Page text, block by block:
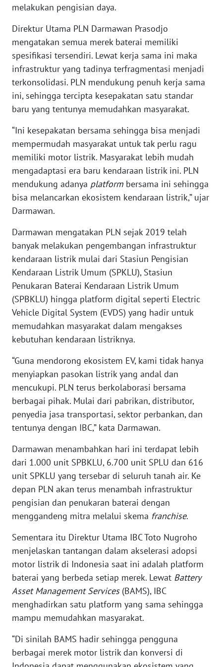
melakukan pengisian daya.
Direktur Utama PLN Darmawan Prasodjo
mengatakan semua merek baterai memiliki
spesifikasi tersendiri. Lewat kerja sama ini maka
infrastruktur yang tadinya terfragmentasi menjadi
terkonsolidasi. PLN mendukung penuh kerja sama
ini, sehingga tercipta kesepakatan satu standar
baru yang tentunya memudahkan masyarakat.
“Ini kesepakatan bersama sehingga bisa menjadi
mempermudah masyarakat untuk tak perlu ragu
memiliki motor listrik. Masyarakat lebih mudah
mengadaptasi era baru kendaraan listrik ini. PLN
mendukung adanya platform bersama ini sehingga
bisa melancarkan ekosistem kendaraan listrik,” ujar
Darmawan.
Darmawan mengatakan PLN sejak 2019 telah
banyak melakukan pengembangan infrastruktur
kendaraan listrik mulai dari Stasiun Pengisian
Kendaraan Listrik Umum (SPKLU), Stasiun
Penukaran Baterai Kendaraan Listrik Umum
(SPBKLU) hingga platform digital seperti Electric
Vehicle Digital System (EVDS) yang hadir untuk
memudahkan masyarakat dalam mengakses
kebutuhan kendaraan listriknya.
“Guna mendorong ekosistem EV, kami tidak hanya
menyiapkan pasokan listrik yang andal dan
mencukupi. PLN terus berkolaborasi bersama
berbagai pihak. Mulai dari pabrikan, distributor,
penyedia jasa transportasi, sektor perbankan, dan
tentunya dengan IBC,” kata Darmawan.
Darmawan menambahkan hari ini terdapat lebih
dari 1.000 unit SPBKLU, 6.700 unit SPLU dan 616
unit SPKLU yang tersebar di seluruh tanah air. Ke
depan PLN akan terus menambah infrastruktur
pengisian dan penukaran baterai dengan
menggandeng mitra melalui skema franchise.
Sementara itu Direktur Utama IBC Toto Nugroho
menjelaskan tantangan dalam akselerasi adopsi
motor listrik di Indonesia saat ini adalah platform
baterai yang berbeda setiap merek. Lewat Battery
Asset Management Services(BAMS), IBC
menghadirkan satu platform yang sama sehingga
mampu memudahkan masyarakat.
“Di sinilah BAMS hadir sehingga pengguna
berbagai merek motor listrik dan konversi di
KALTARA
WN
KALSEL
WN
KALTIM
WN
SULSEL
WN
GORONTALO
SULUT
WN
MALUKU
MALUT
WN
DAIRI
DANAU
TOBA
WN
LANGKAT
WN
SELATAN
WN
LESUNG
WN
KARO
WN
SIMALUNGUN
WN
LABUHANBATU